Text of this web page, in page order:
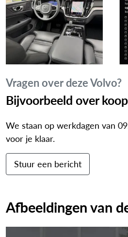
Lederen bekleding
LED koplampen
Lichtmetalen velgen multi-spaaks
Navigatiesysteem full map
Onyx Black metallic (717)
Rijstrooksensor met correctie
Roll Stability Control
Vervolgbotsing preventie
Visual Park Assist met Front
Voorstoelen verwarmd
Achterbank neerklapbaar
Alarm klasse 1(startblokkering)
Vragen over deze Volvo?
Bijvoorbeeld over
We staan op werkdagen van
voor je klaar.
Stuur een bericht
Afbeeldingen van